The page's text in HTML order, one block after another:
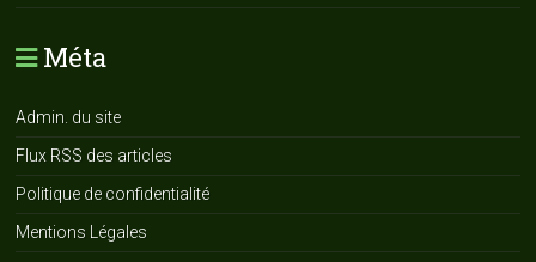
Méta
Admin. du site
Flux RSS des articles
Politique de confidentialité
Mentions Légales